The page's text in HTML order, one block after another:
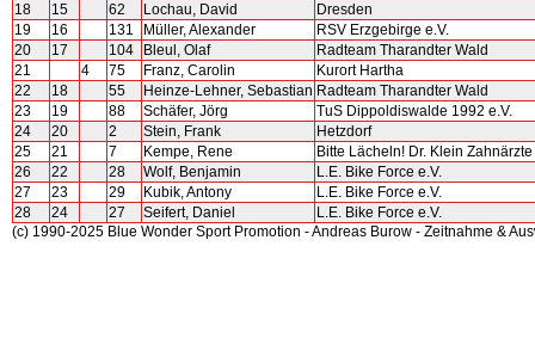
18
15 62 Lochau, David
Dresden
19
16 131 Müller, Alexander
RSV Erzgebirge e.V.
20
17 104 Bleul, Olaf
Radteam Tharandter Wald
21
4 75 Franz, Carolin
Kurort Hartha
22
18 55 Heinze-Lehner, Sebastian Radteam Tharandter Wald
23
19 88 Schäfer, Jörg
TuS Dippoldiswalde 1992 e.V.
24
20 2 Stein, Frank
Hetzdorf
25
21 7 Kempe, Rene
Bitte Lächeln! Dr. Klein Zahnärzte
26
22 28 Wolf, Benjamin
L.E. Bike Force e.V.
27
23 29 Kubik, Antony
L.E. Bike Force e.V.
28
24 27 Seifert, Daniel
L.E. Bike Force e.V.
(c) 1990-2025 Blue Wonder Sport Promotion - Andreas Burow - Zeitnahme &